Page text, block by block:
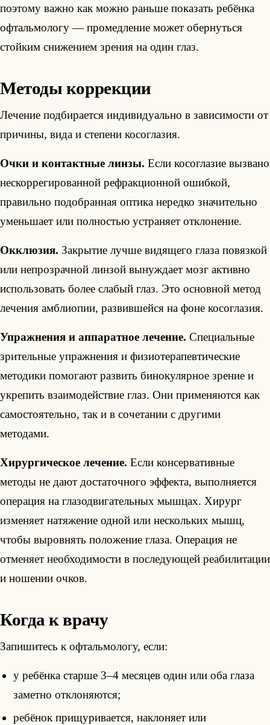
поэтому важно как можно раньше показать ребёнка
офтальмологу — промедление может обернуться
стойким снижением зрения на один глаз.
Методы коррекции
Лечение подбирается индивидуально в зависимости от
причины, вида и степени косоглазия.
Очки и контактные линзы. Если косоглазие вызвано
нескоррегированной рефракционной ошибкой,
правильно подобранная оптика нередко значительно
уменьшает или полностью устраняет отклонение.
Окклюзия. Закрытие лучше видящего глаза повязкой
или непрозрачной линзой вынуждает мозг активно
использовать более слабый глаз. Это основной метод
лечения амблиопии, развившейся на фоне косоглазия.
Упражнения и аппаратное лечение. Специальные
зрительные упражнения и физиотерапевтические
методики помогают развить бинокулярное зрение и
укрепить взаимодействие глаз. Они применяются как
самостоятельно, так и в сочетании с другими
методами.
Хирургическое лечение. Если консервативные
методы не дают достаточного эффекта, выполняется
операция на глазодвигательных мышцах. Хирург
изменяет натяжение одной или нескольких мышц,
чтобы выровнять положение глаза. Операция не
отменяет необходимости в последующей реабилитации
и ношении очков.
Когда к врачу
Запишитесь к офтальмологу, если:
у ребёнка старше 3–4 месяцев один или оба глаза
заметно отклоняются;
ребёнок прищуривается, наклоняет или